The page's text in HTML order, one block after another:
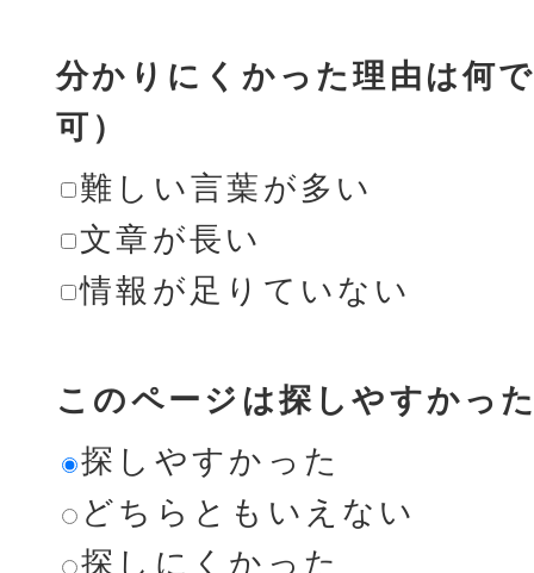
分かりにくかった理由は何
可）
難しい言葉が多い
文章が長い
情報が足りていない
このページは探しやすかっ
探しやすかった
どちらともいえない
探しにくかった